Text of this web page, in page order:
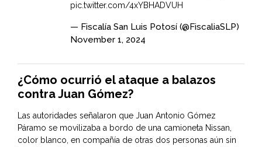
pic.twitter.com/4xYBHADVUH
— Fiscalía San Luis Potosí (@FiscaliaSLP)
November 1, 2024
¿Cómo ocurrió el ataque a balazos
contra Juan Gómez?
Las autoridades señalaron que Juan Antonio Gómez
Páramo se movilizaba a bordo de una camioneta Nissan,
color blanco, en compañía de otras dos personas aún sin